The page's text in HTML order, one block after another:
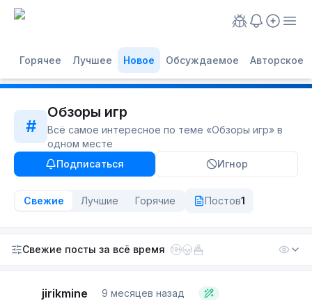
Горячее Лучшее Новое Обсуждаемое Авторское
#
Обзоры игр
Всё самое интересное по теме «Обзоры игр» в
одном месте
Подписаться
Игнор
Свежие Лучшие Горячие Постов1
Свежие посты за всё время 18+
jirikmine 9 месяцев назад